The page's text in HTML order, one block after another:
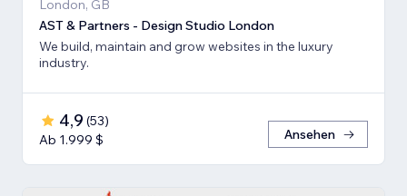
London, GB
AST & Partners - Design Studio London
We build, maintain and grow websites in the luxury
industry.
4,9 (53)
Ab 1.999 $
Ansehen